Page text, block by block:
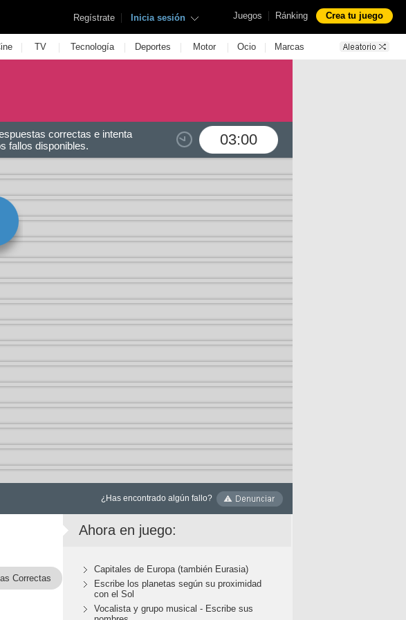
Juegos | Ránking Crea tu juego
Regístrate | Inicia sesión
| TV | Tecnología | Deportes | Motor | Ocio | Marcas
03:00
correctas e intenta
fallos disponibles.
¿Has encontrado algún fallo?
Correctas
Ahora en juego:
Capitales de Europa (también Eurasia)
Escribe los planetas según su proximidad
con el Sol
Vocalista y grupo musical - Escribe sus